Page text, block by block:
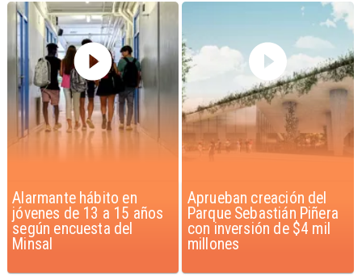
Alarmante hábito en
jóvenes de 13 a 15 años
según encuesta del
Minsal
Aprueban creación del
Parque Sebastián Piñera
con inversión de $4 mil
millones